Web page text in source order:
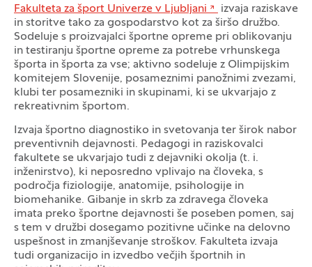
Fakulteta za šport Univerze v Ljubljani
izvaja raziskave
in storitve tako za gospodarstvo kot za širšo družbo.
Sodeluje s proizvajalci športne opreme pri oblikovanju
in testiranju športne opreme za potrebe vrhunskega
športa in športa za vse; aktivno sodeluje z Olimpijskim
komitejem Slovenije, posameznimi panožnimi zvezami,
klubi ter posamezniki in skupinami, ki se ukvarjajo z
rekreativnim športom.
Izvaja športno diagnostiko in svetovanja ter širok nabor
preventivnih dejavnosti. Pedagogi in raziskovalci
fakultete se ukvarjajo tudi z dejavniki okolja (t. i.
inženirstvo), ki neposredno vplivajo na človeka, s
področja fiziologije, anatomije, psihologije in
biomehanike. Gibanje in skrb za zdravega človeka
imata preko športne dejavnosti še poseben pomen, saj
s tem v družbi dosegamo pozitivne učinke na delovno
uspešnost in zmanjševanje stroškov. Fakulteta izvaja
tudi organizacijo in izvedbo večjih športnih in